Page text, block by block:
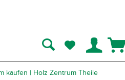
kaufen | Holz Zentrum Theile